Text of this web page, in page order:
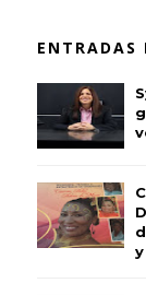
ENTRADAS